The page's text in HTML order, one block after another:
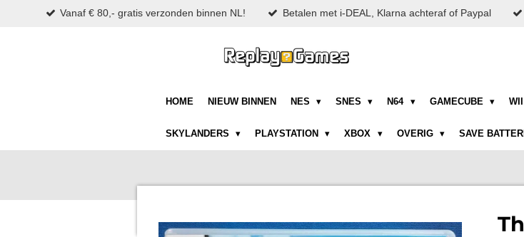
Vanaf € 80,- gratis verzonden binnen NL! Betalen met i-DEAL, Klarna achteraf of Paypal
HOME NIEUW BINNEN NES SNES N64 GAMECUBE WII
SKYLANDERS PLAYSTATION XBOX OVERIG SAVE